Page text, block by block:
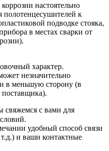
настоятельно
полотенцесушителей к
подводке стояка,
в местах сварки от
характер.
незначительно
в меньшую сторону (в
поставщика).
свяжемся с вами для
удобный способ связи
и ваши контактные